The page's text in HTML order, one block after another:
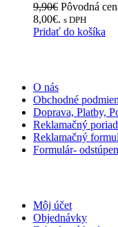
9,90€ Pôvodná
8,00€. s DPH
Pridať do košíka
O nás
Obchodné
Doprava, Platby,
Reklamačný
Reklamačný
Formulár-
Môj účet
Objednávky